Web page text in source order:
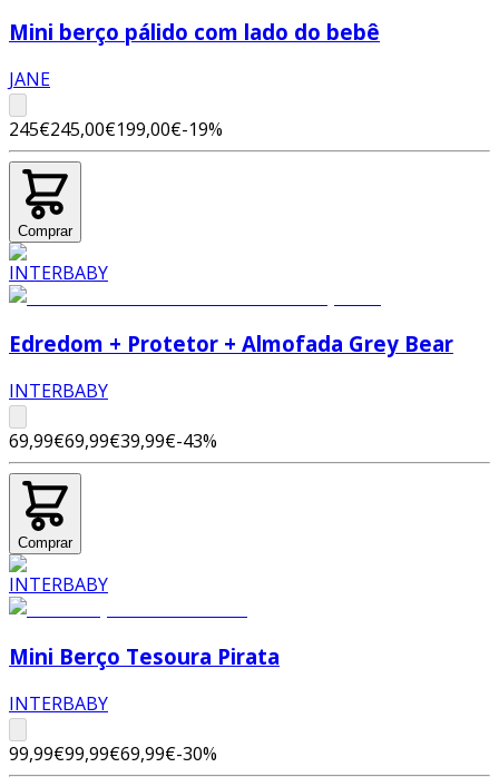
Mini berço pálido com lado do bebê
JANE
245€245,00€199,00€-19%
Comprar
Edredom + Protetor + Almofada Grey Bear
INTERBABY
69,99€69,99€39,99€-43%
Comprar
Mini Berço Tesoura Pirata
INTERBABY
99,99€99,99€69,99€-30%